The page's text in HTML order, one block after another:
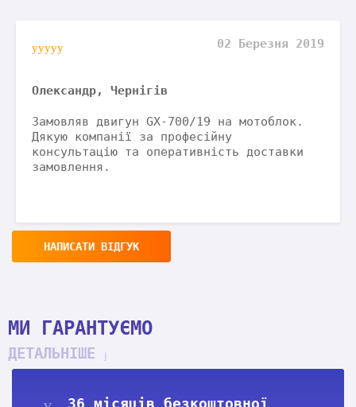
02 Березня 2019
Олександр, Чернігів
Замовляв двигун GX-700/19 на мотоблок.
Дякую компанії за професійну
консультацію та оперативність доставки
замовлення.
НАПИСАТИ ВІДГУК
МИ ГАРАНТУЄМО
ДЕТАЛЬНІШЕ
36 місяців безкоштовної